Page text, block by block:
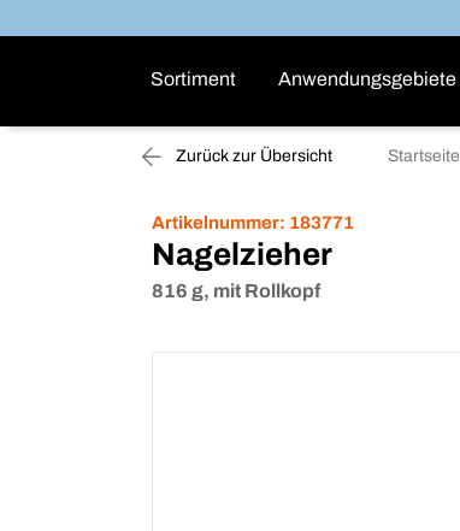
Sortiment Anwendungsgebiete
Zurück zur Übersicht Startseite
Artikelnummer: 183771
Nagelzieher
816 g, mit Rollkopf